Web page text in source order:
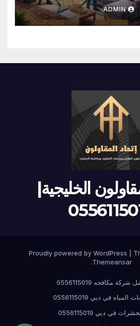
ADMIN
الخليجية|
Proudly powered by WordPress
Themeansar
.
شركة مكافحه 0556115019
في دبي 0556115019
في دبي 0556115019